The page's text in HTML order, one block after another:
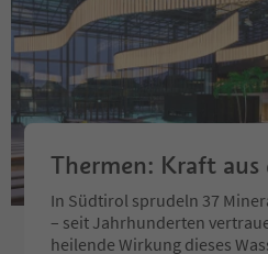
Thermen: Kraft aus
In Südtirol sprudeln 37
– seit Jahrhunderten
heilende Wirkung dieses